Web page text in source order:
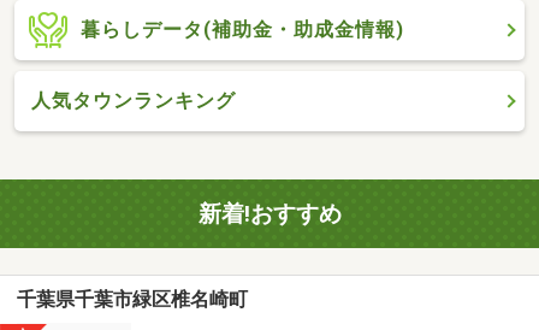
暮らしデータ(補助金・助成金情報)
人気タウンランキング
新着!おすすめ
千葉県千葉市緑区椎名崎町